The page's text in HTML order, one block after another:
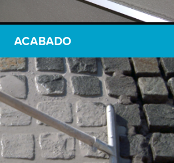
ACABADO